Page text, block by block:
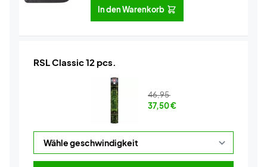
In den Warenkorb
RSL Classic 12 pcs.
46,95
37,50€